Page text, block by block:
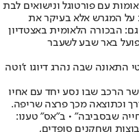
עם פורטוגל ונישואים לבת
על המגרש אלא בעיקר את
הבכורה הלאומית באצטדיון
באר שבע לשעבר
שבה נהרג דיוגו ז'וטה
הרכב שבו נסע יחד עם אחיו
מהדרך וכתוצאה מכך פרצה שריפה.
שבסביבה" • ב"אס" טענו:
ושחקנים סופדים,